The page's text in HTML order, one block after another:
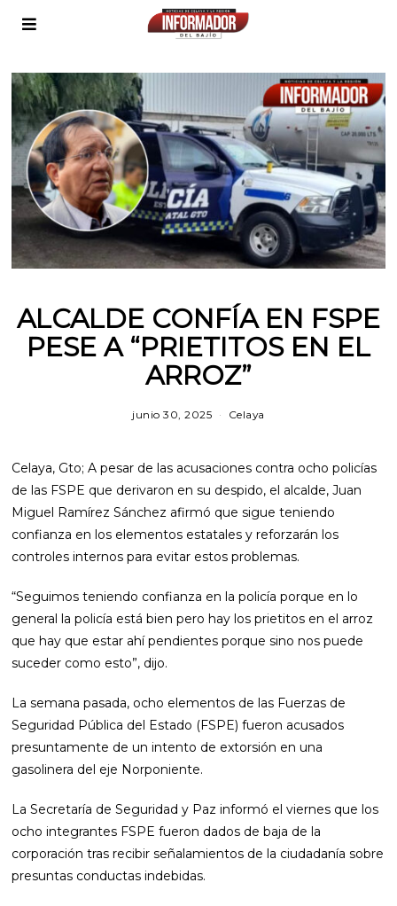
ALCALDE CONFÍA EN FSPE
PESE A “PRIETITOS EN EL
ARROZ”
junio 30, 2025 Celaya
Celaya, Gto; A pesar de las acusaciones contra ocho policías
de las FSPE que derivaron en su despido, el alcalde, Juan
Miguel Ramírez Sánchez afirmó que sigue teniendo
confianza en los elementos estatales y reforzarán los
controles internos para evitar estos problemas.
“Seguimos teniendo confianza en la policía porque en lo
general la policía está bien pero hay los prietitos en el arroz
que hay que estar ahí pendientes porque sino nos puede
suceder como esto”, dijo.
La semana pasada, ocho elementos de las Fuerzas de
Seguridad Pública del Estado (FSPE) fueron acusados
presuntamente de un intento de extorsión en una
gasolinera del eje Norponiente.
La Secretaría de Seguridad y Paz informó el viernes que los
ocho integrantes FSPE fueron dados de baja de la
corporación tras recibir señalamientos de la ciudadanía sobre
presuntas conductas indebidas.